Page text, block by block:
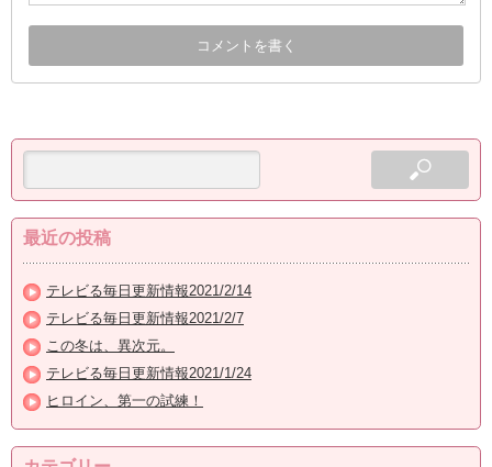
最近の投稿
テレビる毎日更新情報2021/2/14
テレビる毎日更新情報2021/2/7
この冬は、異次元。
テレビる毎日更新情報2021/1/24
ヒロイン、第一の試練！